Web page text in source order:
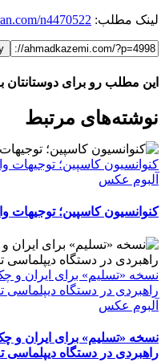
لینک مطلب: n4470522
این مطلب رو برای دوستانتان
FacebookX
LinkedIn
WhatsApp
Telegram
ایمیل
نوشته‌‌های مرتبط
کنوانسیون کاسپین؛ توجیهات
آلبوم عکس
کنوانسیون کاسپین؛ توجیهات
نسخه «تسلیم» برای ایران و
راهبردی در دستگاه دیپلماسی
آلبوم عکس
نسخه «تسلیم» برای ایران و
راهبردی در دستگاه دیپلماسی